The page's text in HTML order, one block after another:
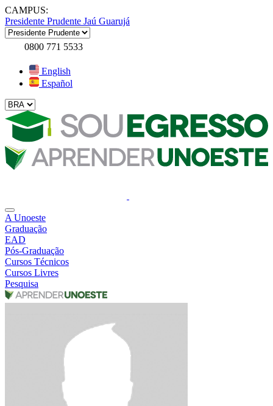
CAMPUS:
Presidente Prudente Jaú Guarujá
0800 771 5533
English
Español
A Unoeste
Graduação
EAD
Pós-Graduação
Cursos Técnicos
Cursos Livres
Pesquisa